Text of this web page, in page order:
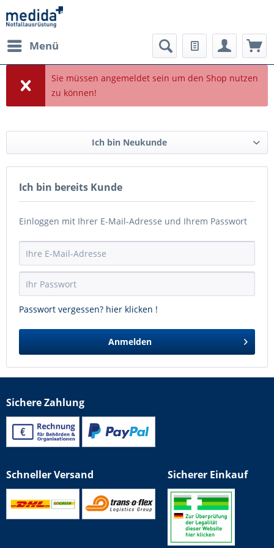
Menü
Sie müssen angemeldet sein um den Shop nutzen
zu können!
Ich bin Neukunde
Ich bin bereits Kunde
Einloggen mit Ihrer E-Mail-Adresse und Ihrem Passwort
Passwort vergessen? hier klicken !
Anmelden
Sichere Zahlung
Schneller Versand Sicherer Einkauf